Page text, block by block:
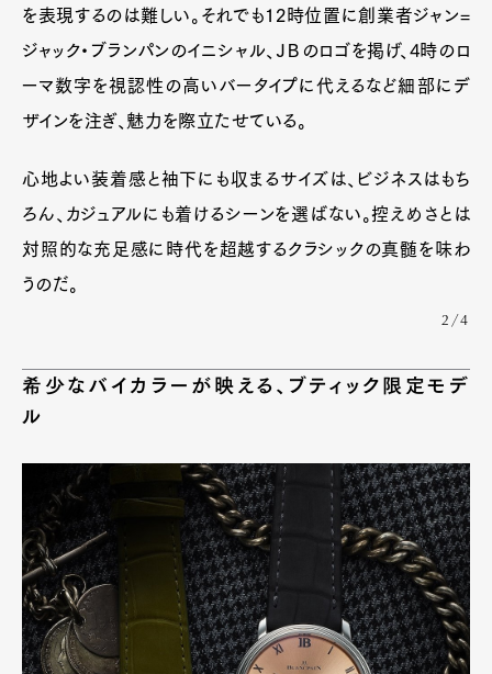
GourmetCars
Product Culture Lifestyle
Pen Membership
Magazine
Contact
Pen international Pen tw
を表現するのは難しい。それでも12時位置に創業者ジャン=
ジャック・ブランパンのイニシャル、ＪＢのロゴを掲げ、4時のロ
ーマ数字を視認性の高いバータイプに代えるなど細部にデ
ザインを注ぎ、魅力を際立たせている。
心地よい装着感と袖下にも収まるサイズは、ビジネスはもち
ろん、カジュアルにも着けるシーンを選ばない。控えめさとは
対照的な充足感に時代を超越するクラシックの真髄を味わ
うのだ。
2/4
希少なバイカラーが映える、ブティック限定モデ
ル